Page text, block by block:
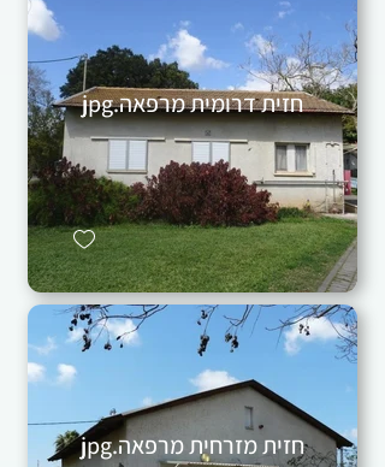
חזית דרומית מרפאה.jpg
חזית מזרחית מרפאה.jpg